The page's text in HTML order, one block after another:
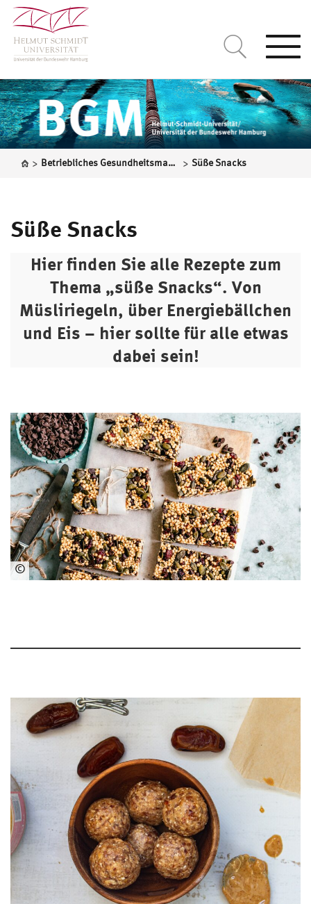
> Betriebliches Gesundheitsmanagement > Süße Snacks
Süße Snacks
Hier finden Sie alle Rezepte zum
Thema „süße Snacks“. Von
Müsliriegeln, über Energiebällchen
und Eis – hier sollte für alle etwas
dabei sein!
©
www.pexels.com